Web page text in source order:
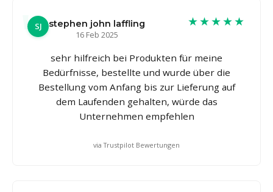
SJ
stephen john laffling
16 Feb 2025
★★★★★
sehr hilfreich bei Produkten für meine
Bedürfnisse, bestellte und wurde über die
Bestellung vom Anfang bis zur Lieferung auf
dem Laufenden gehalten, würde das
Unternehmen empfehlen
via Trustpilot Bewertungen